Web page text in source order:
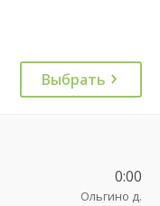
Выбрать
0:00
Ольгино д.